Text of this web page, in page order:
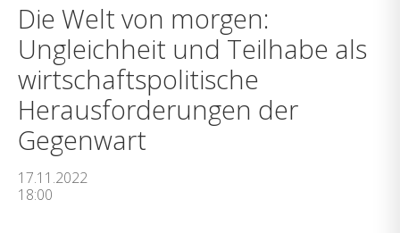
Die Welt von morgen:
Ungleichheit und Teilhabe als
wirtschaftspolitische
Herausforderungen der
Gegenwart
17.11.2022
18:00